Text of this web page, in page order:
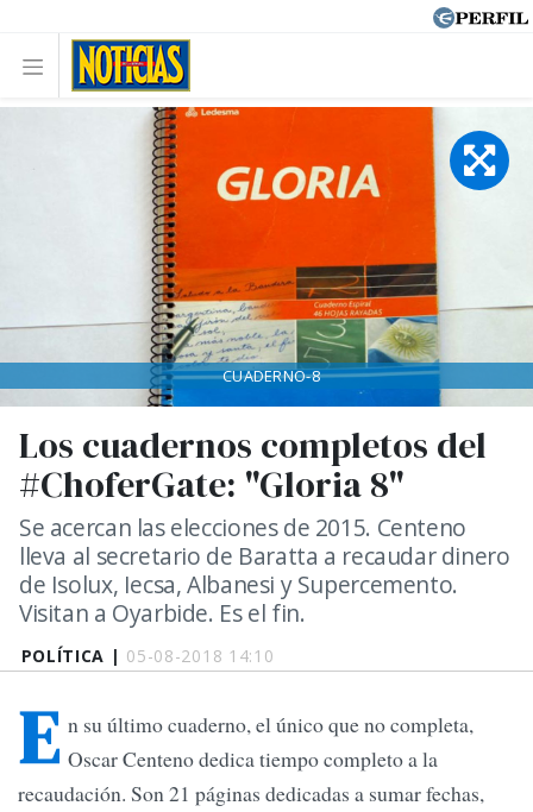
POLÍTICA | 05-08-2018 14:10
Los cuadernos completos del
#ChoferGate: "Gloria 8"
Se acercan las elecciones de 2015. Centeno
lleva al secretario de Baratta a recaudar dinero
de Isolux, Iecsa, Albanesi y Supercemento.
Visitan a Oyarbide. Es el fin.
CUADERNO-8
E n su último cuaderno, el único que no completa,
Oscar Centeno dedica tiempo completo a la
recaudación. Son 21 páginas dedicadas a sumar fechas,